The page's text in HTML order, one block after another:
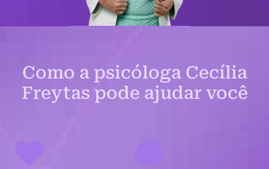
Como a psicóloga Cecília
Freytas pode ajudar você